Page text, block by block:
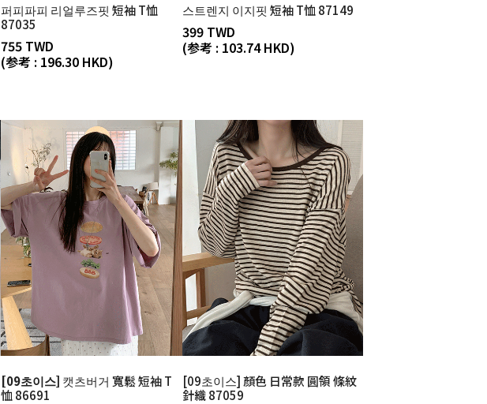
퍼피파피 리얼루즈핏 短袖 T恤
87035
755 TWD
(参考 : 196.30 HKD)
스트렌지 이지핏 短袖 T恤 87149
399 TWD
(参考 : 103.74 HKD)
[09초이스] 캣츠버거 寬鬆 短袖 T
恤 86691
[09초이스] 顏色 日常款 圓領 條紋
針織 87059